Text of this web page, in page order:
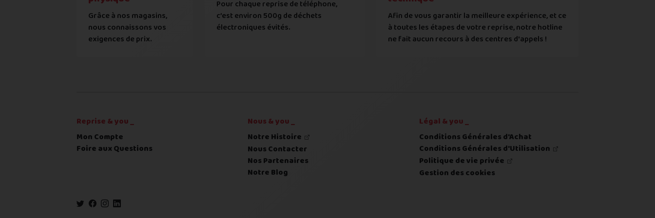
Cela ne sert à rien de mentir sur l'état de votre appareil :
L'état que vous déclarez est systématiquement vérifié par notre atelier
Toute différence entre l'état déclaré et l'état expertisé fera l'objet d'une contre-offre ou du renvoi du produit
Adresse*
Code postal
Pays*
Grâce à nos magasins,
nous connaissons vos
exigences de prix.
Pour chaque reprise de téléphone,
c’est environ 500g de déchets
électroniques évités.
Afin de vous garantir la meilleure expérience, et ce
à toutes les étapes de votre reprise, notre hotline
ne fait aucun recours à des centres d'appels !
Reprise & you _
Mon Compte
Foire aux Questions
Nous & you _
Notre Histoire
Nous Contacter
Nos Partenaires
Notre Blog
Légal & you _
Conditions Générales d'Achat
Conditions Générales d'Utilisation
Politique de vie privée
Gestion des cookies